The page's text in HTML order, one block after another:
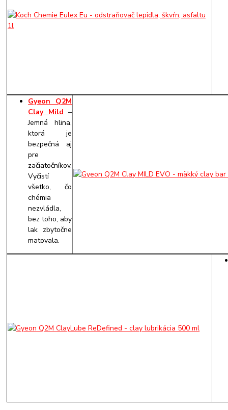
Gyeon Q2M
Clay Mild –
Jemná hlina,
ktorá je
bezpečná aj
pre
začiatočníkov.
Vyčistí
všetko, čo
chémia
nezvládla,
bez toho, aby
lak zbytočne
matovala.